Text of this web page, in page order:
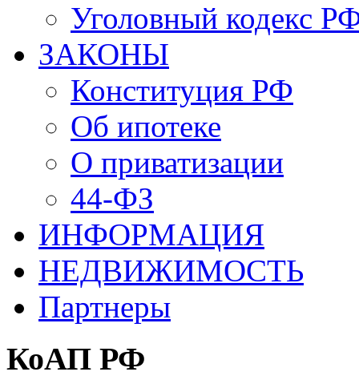
Уголовный кодекс
ЗАКОНЫ
Конституция РФ
Об ипотеке
О приватизации
44-ФЗ
ИНФОРМАЦИЯ
НЕДВИЖИМОСТЬ
Партнеры
КоАП РФ